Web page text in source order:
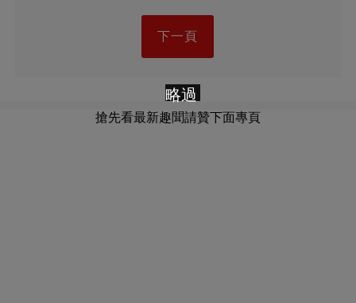
下一頁
搶先看最新趣聞請贊下面專頁
略過